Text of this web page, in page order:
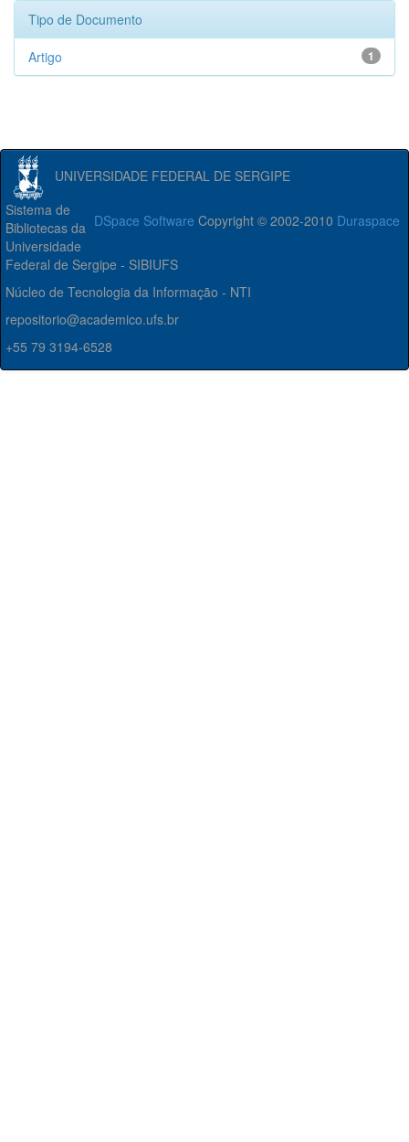
Tipo de Documento
1
Artigo
UNIVERSIDADE FEDERAL DE SERGIPE
DSpace Software Copyright © 2002-2010 Duraspace
Sistema de
Bibliotecas da
Universidade
Federal de Sergipe - SIBIUFS
Núcleo de Tecnologia da Informação - NTI
repositorio@academico.ufs.br
+55 79 3194-6528